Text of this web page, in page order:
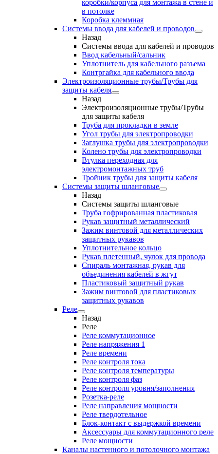
коробки/корпуса для монтажа в стене и
в потолке
Коробка клеммная
Системы ввода для кабелей и проводов
Назад
Системы ввода для кабелей и проводов
Ввод кабельный/сальник
Уплотнитель для кабельного разъема
Контргайка для кабельного ввода
Электроизоляционные трубы/Трубы для
защиты кабеля
Назад
Электроизоляционные трубы/Трубы
для защиты кабеля
Труба для прокладки в земле
Угол трубы для электропроводки
Заглушка трубы для электропроводки
Колено трубы для электропроводки
Втулка переходная для
электромонтажных труб
Тройник трубы для защиты кабеля
Системы защиты шланговые
Назад
Системы защиты шланговые
Труба гофрированная пластиковая
Рукав защитный металлический
Зажим винтовой для металлических
защитных рукавов
Уплотнительное кольцо
Рукав плетенный, чулок для провода
Спираль монтажная, рукав для
объединения кабелей в жгут
Пластиковый защитный рукав
Зажим винтовой для пластиковых
защитных рукавов
Реле
Назад
Реле
Реле коммутационное
Реле напряжения 1
Реле времени
Реле контроля тока
Реле контроля температуры
Реле контроля фаз
Реле контроля уровня/заполнения
Розетка-реле
Реле направления мощности
Реле твердотельное
Блок-контакт с выдержкой времени
Аксессуары для коммутационного реле
Реле мощности
Каналы настенного и потолочного монтажа